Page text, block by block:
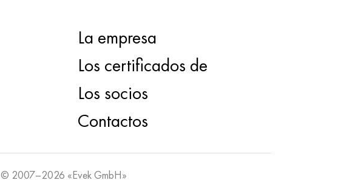
La empresa
Los certificados de
Los socios
Contactos
© 2007–2026 «Evek GmbH»